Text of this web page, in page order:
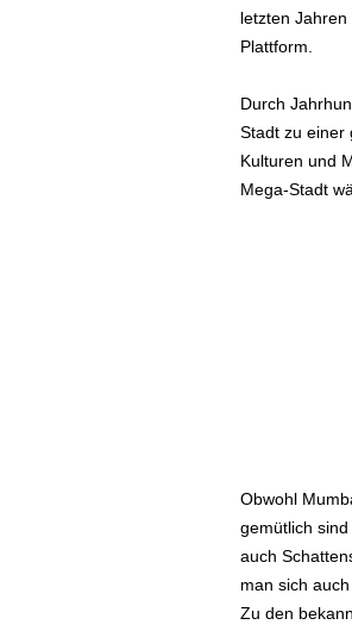
letzten
Plattform.
Durch
Stadt zu einer
Kulturen und
Mega-Stadt
Obwohl
gemütlich
auch
man sich
Zu den